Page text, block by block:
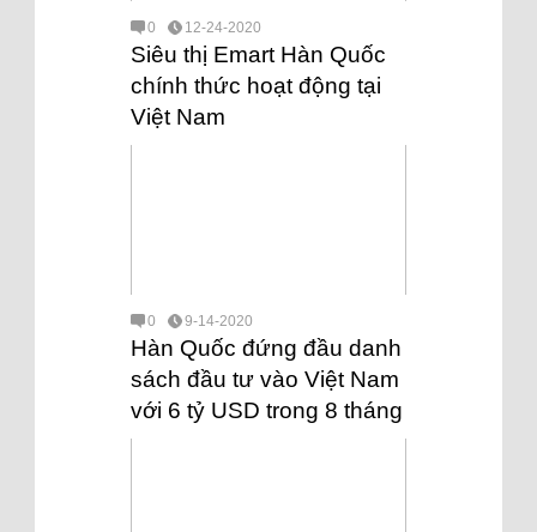
0 12-24-2020
Siêu thị Emart Hàn Quốc
chính thức hoạt động tại
Việt Nam
0 9-14-2020
Hàn Quốc đứng đầu danh
sách đầu tư vào Việt Nam
với 6 tỷ USD trong 8 tháng